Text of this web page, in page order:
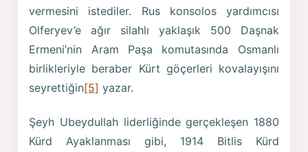
vermesini istediler. Rus konsolos yardımcısı
Olferyev’e ağır silahlı yaklaşık 500 Daşnak
Ermeni’nin Aram Paşa komutasında Osmanlı
birlikleriyle beraber Kürt göçerleri kovalayışını
seyrettiğin[5] yazar.
Şeyh Ubeydullah liderliğinde gerçekleşen 1880
Kürd Ayaklanması gibi, 1914 Bitlis Kürd